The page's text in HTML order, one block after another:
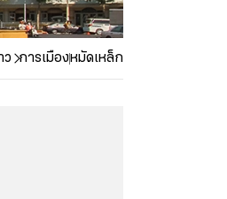
ว การเมืองหมัดเหล็ก